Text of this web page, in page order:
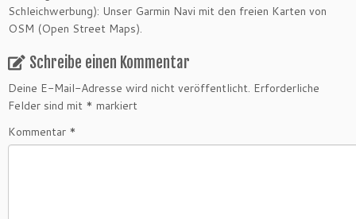
Schleichwerbung): Unser Garmin Navi mit den freien Karten von
OSM (Open Street Maps).
Schreibe einen Kommentar
Deine E-Mail-Adresse wird nicht veröffentlicht. Erforderliche
Felder sind mit * markiert
Kommentar *